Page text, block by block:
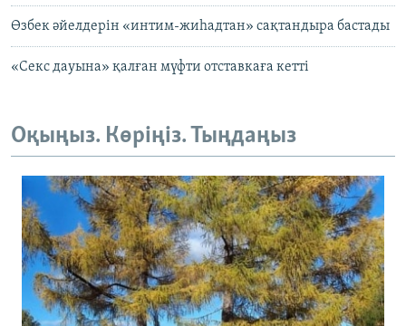
Өзбек әйелдерін «интим-жиһадтан» сақтандыра бастады
«Cекс дауына» қалған мүфти отставкаға кетті
Оқыңыз. Көріңіз. Тыңдаңыз